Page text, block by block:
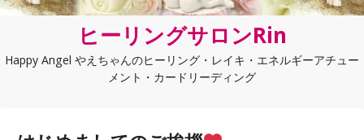
ヒーリングサロンRin
Happy Angel やえちゃんのヒーリング・レイキ・エネルギーアチュー
メント・カードリーディング